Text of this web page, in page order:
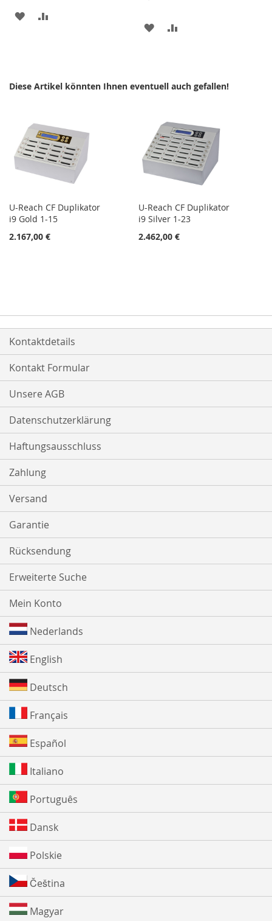
ZUR
ZUR
Diese Artikel könnten Ihnen eventuell auch gefallen!
U-Reach CF Duplikator
i9 Gold 1-15
2.167,00 €
U-Reach CF Duplikator
i9 Silver 1-23
2.462,00 €
Kontaktdetails
Kontakt Formular
Unsere AGB
Datenschutzerklärung
Haftungsausschluss
Zahlung
Versand
Garantie
Rücksendung
Erweiterte Suche
Mein Konto
Nederlands
English
Deutsch
Français
Español
Italiano
Português
Dansk
Polskie
Čeština
Magyar